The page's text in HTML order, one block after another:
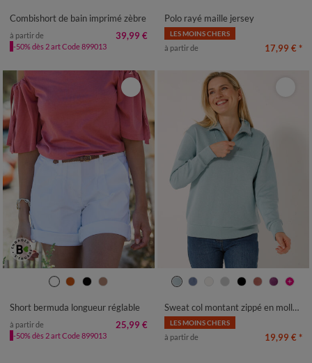
Combishort de bain imprimé zèbre
à partir de 39,99 €
-50% dès 2 art Code 899013
Polo rayé maille jersey
LES MOINS CHERS
à partir de 17,99 € *
40 42 44 46
Short bermuda longueur réglable
à partir de 25,99 €
-50% dès 2 art Code 899013
34/36 38/40 42/44
46/48
Sweat col montant zippé en molleton gratté
LES MOINS CHERS
à partir de 19,99 € *